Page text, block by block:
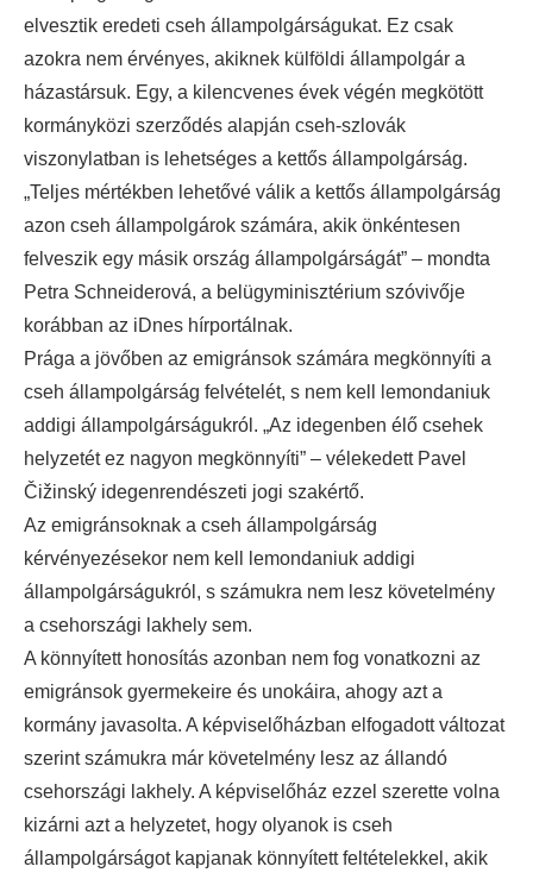
elvesztik eredeti cseh állampolgárságukat. Ez csak
azokra nem érvényes, akiknek külföldi állampolgár a
házastársuk. Egy, a kilencvenes évek végén megkötött
kormányközi szerződés alapján cseh-szlovák
viszonylatban is lehetséges a kettős állampolgárság.
„Teljes mértékben lehetővé válik a kettős állampolgárság
azon cseh állampolgárok számára, akik önkéntesen
felveszik egy másik ország állampolgárságát” – mondta
Petra Schneiderová, a belügyminisztérium szóvivője
korábban az iDnes hírportálnak.
Prága a jövőben az emigránsok számára megkönnyíti a
cseh állampolgárság felvételét, s nem kell lemondaniuk
addigi állampolgárságukról. „Az idegenben élő csehek
helyzetét ez nagyon megkönnyíti” – vélekedett Pavel
Čižinský idegenrendészeti jogi szakértő.
Az emigránsoknak a cseh állampolgárság
kérvényezésekor nem kell lemondaniuk addigi
állampolgárságukról, s számukra nem lesz követelmény
a csehországi lakhely sem.
A könnyített honosítás azonban nem fog vonatkozni az
emigránsok gyermekeire és unokáira, ahogy azt a
kormány javasolta. A képviselőházban elfogadott változat
szerint számukra már követelmény lesz az állandó
csehországi lakhely. A képviselőház ezzel szerette volna
kizárni azt a helyzetet, hogy olyanok is cseh
állampolgárságot kapjanak könnyített feltételekkel, akik